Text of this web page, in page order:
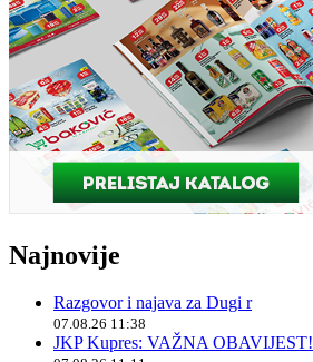
Najnovije
Razgovor i najava za Dugi r
07.08.26 11:38
JKP Kupres: VAŽNA OBAVIJEST!